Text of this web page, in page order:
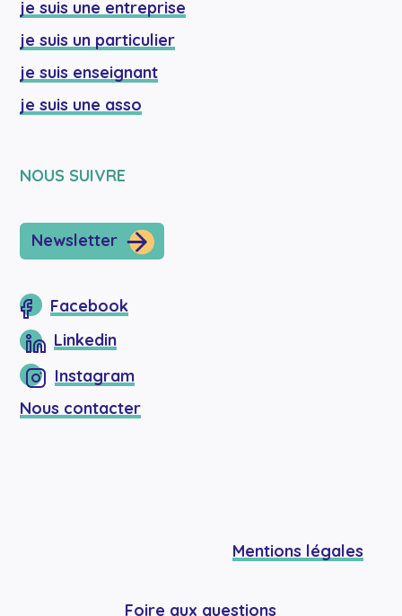
je suis une entreprise
je suis un particulier
je suis enseignant
je suis une asso
NOUS SUIVRE
Newsletter
Facebook
Linkedin
Instagram
Nous contacter
Mentions légales
Foire aux questions